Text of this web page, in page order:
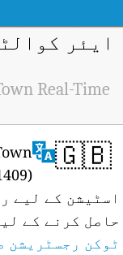
ایئر
Real-Time
🇬🇧
حاصل کرنے کے
ٹوکن رجسٹریشن